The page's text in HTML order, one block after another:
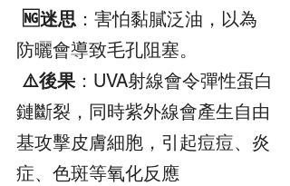
🆖迷思 ：害怕黏膩泛油，以為
防曬會導致毛孔阻塞。
⚠️後果：UVA射線會令彈性蛋白
鏈斷裂，同時紫外線會產生自由
基攻擊皮膚細胞，引起痘痘、炎
症、色斑等氧化反應